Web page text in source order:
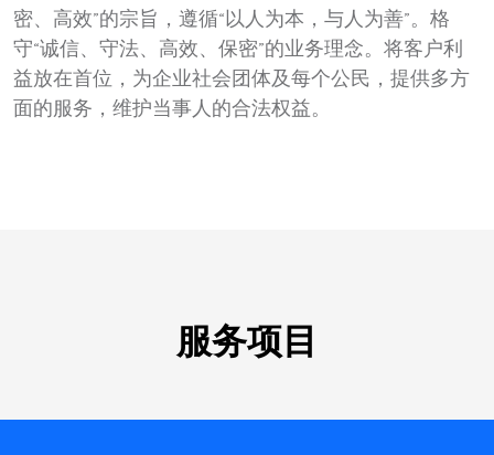
密、高效”的宗旨，遵循“以人为本，与人为善”。格
守“诚信、守法、高效、保密”的业务理念。将客户利
益放在首位，为企业社会团体及每个公民，提供多方
面的服务，维护当事人的合法权益。
服务项目